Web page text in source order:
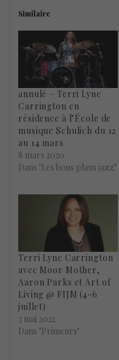
Similaire
annulé – Terri Lyne
Carrington en
résidence à l’École de
musique Schulich du 12
au 14 mars
8 mars 2020
Dans "Les bons plans jazz"
Terri Lyne Carrington
avec Moor Mother,
Aaron Parks et Art of
Living @ FIJM (4-6
juillet)
3 mai 2022
Dans "Primeurs"